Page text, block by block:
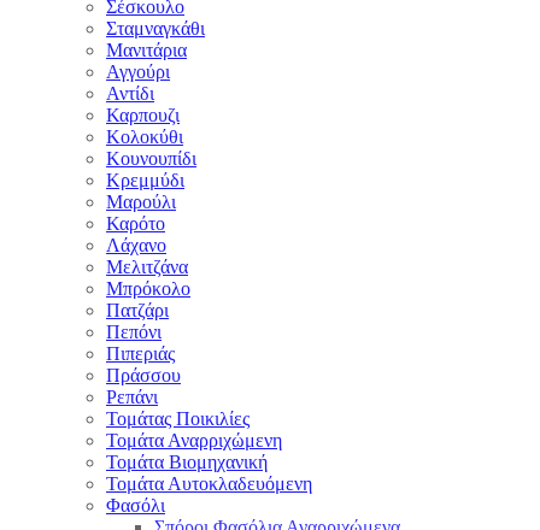
Σέσκουλο
Σταμναγκάθι
Μανιτάρια
Αγγούρι
Αντίδι
Καρπουζι
Κολοκύθι
Κουνουπίδι
Κρεμμύδι
Μαρούλι
Καρότο
Λάχανο
Μελιτζάνα
Μπρόκολο
Πατζάρι
Πεπόνι
Πιπεριάς
Πράσσου
Ρεπάνι
Τομάτας Ποικιλίες
Τομάτα Αναρριχώμενη
Τομάτα Βιομηχανική
Τομάτα Αυτοκλαδευόμενη
Φασόλι